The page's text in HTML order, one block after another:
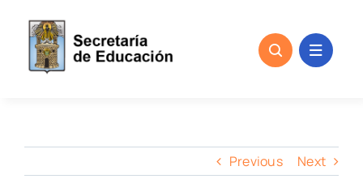
content
Previous Next